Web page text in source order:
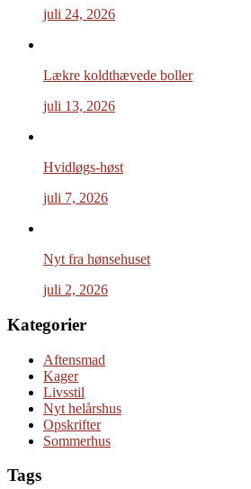
juli 24, 2026
Lækre koldthævede boller
juli 13, 2026
Hvidløgs-høst
juli 7, 2026
Nyt fra hønsehuset
juli 2, 2026
Kategorier
Aftensmad
Kager
Livsstil
Nyt helårshus
Opskrifter
Sommerhus
Tags